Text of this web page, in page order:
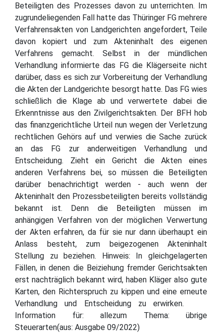
Beteiligten des Prozesses davon zu unterrichten. Im
zugrundeliegenden Fall hatte das Thüringer FG mehrere
Verfahrensakten von Landgerichten angefordert, Teile
davon kopiert und zum Akteninhalt des eigenen
Verfahrens gemacht. Selbst in der mündlichen
Verhandlung informierte das FG die Klägerseite nicht
darüber, dass es sich zur Vorbereitung der Verhandlung
die Akten der Landgerichte besorgt hatte. Das FG wies
schließlich die Klage ab und verwertete dabei die
Erkenntnisse aus den Zivilgerichtsakten. Der BFH hob
das finanzgerichtliche Urteil nun wegen der Verletzung
rechtlichen Gehörs auf und verwies die Sache zurück
an das FG zur anderweitigen Verhandlung und
Entscheidung. Zieht ein Gericht die Akten eines
anderen Verfahrens bei, so müssen die Beteiligten
darüber benachrichtigt werden - auch wenn der
Akteninhalt den Prozessbeteiligten bereits vollständig
bekannt ist. Denn die Beteiligten müssen im
anhängigen Verfahren von der möglichen Verwertung
der Akten erfahren, da für sie nur dann überhaupt ein
Anlass besteht, zum beigezogenen Akteninhalt
Stellung zu beziehen. Hinweis: In gleichgelagerten
Fällen, in denen die Beiziehung fremder Gerichtsakten
erst nachträglich bekannt wird, haben Kläger also gute
Karten, den Richterspruch zu kippen und eine erneute
Verhandlung und Entscheidung zu erwirken.
Information für: allezum Thema: übrige
Steuerarten(aus: Ausgabe 09/2022)